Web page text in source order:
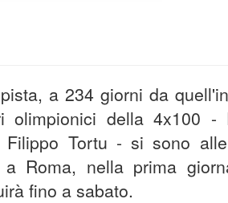
a 234 giorni da
della 4x100 -
Tortu - si sono
Roma, nella prima
fino a sabato.